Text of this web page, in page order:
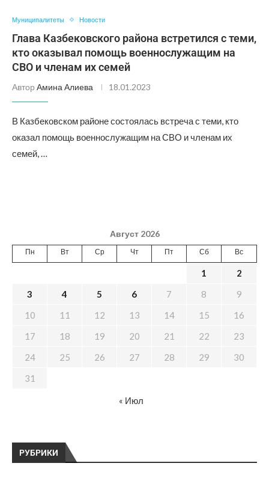
Муниципалитеты Новости
Глава Казбековского района встретился с теми,
кто оказывал помощь военнослужащим на
СВО и членам их семей
Автор Амина Алиева 18.01.2023
В Казбековском районе состоялась встреча с теми, кто
оказал помощь военнослужащим на СВО и членам их
семей, …
РУБРИКИ
Август 2026
Пн Вт Ср Чт Пт Сб Вс
1
2
3
4 5 6 7 8
9
10
11 12 13 14 15
16
17
18 19 20 21 22
23
24
25 26 27 28 29
30
31
« Июл